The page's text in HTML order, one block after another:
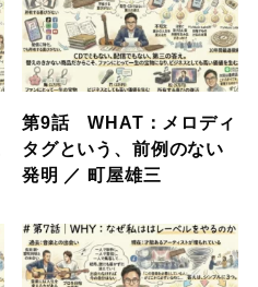
第9話 WHAT：メロディ
タグという、前例のない
発明 ／ 町屋雄三